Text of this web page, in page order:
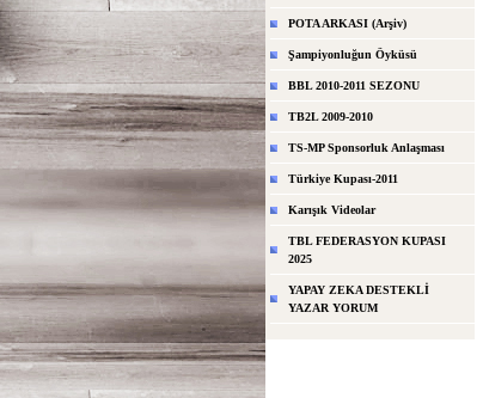
POTA ARKASI (Arşiv)
Şampiyonluğun Öyküsü
BBL 2010-2011 SEZONU
TB2L 2009-2010
TS-MP Sponsorluk Anlaşması
Türkiye Kupası-2011
Karışık Videolar
TBL FEDERASYON KUPASI
2025
YAPAY ZEKA DESTEKLİ
YAZAR YORUM